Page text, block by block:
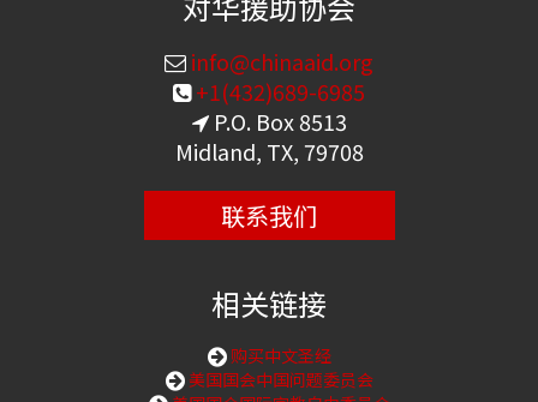
info@chinaaid.org
+1(432)689-6985
P.O. Box 8513
Midland, TX, 79708
联系我们
相关链接
购买中文圣经
美国国会中国问题委员会